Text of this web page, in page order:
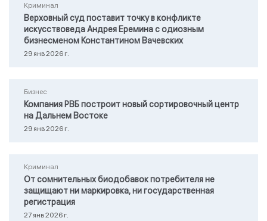
Криминал
Верховный суд поставит точку в конфликте
искусствоведа Андрея Еремина с одиозным
бизнесменом Константином Вачевских
29 янв 2026 г.
Бизнес
Компания РВБ построит новый сортировочный центр
на Дальнем Востоке
29 янв 2026 г.
Криминал
От сомнительных биодобавок потребителя не
защищают ни маркировка, ни государственная
регистрация
27 янв 2026 г.